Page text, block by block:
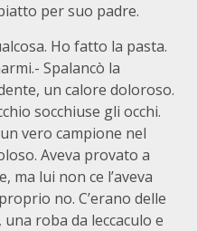
per suo padre.
Ho fatto la pasta.
Spalancò la
un calore doloroso.
socchiuse gli occhi.
vero campione nel
Aveva provato a
lui non ce l’aveva
no. C’erano delle
roba da leccaculo e